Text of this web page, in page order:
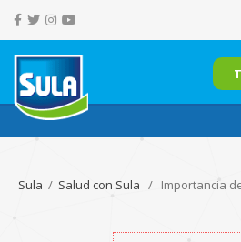
Sula / Salud con Sula / Importancia